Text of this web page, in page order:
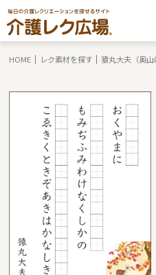
HOME レク素材を探す 猿丸大夫（奥山